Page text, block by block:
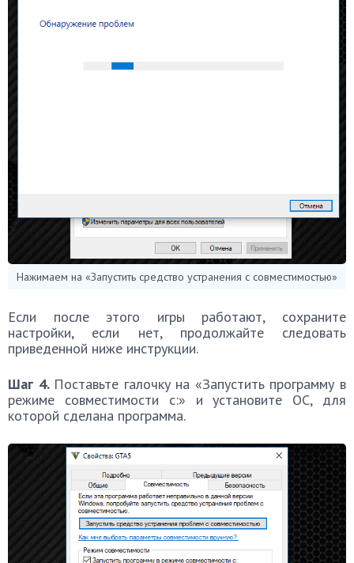
Нажимаем на «Запустить средство устранения с совместимостью»
Если после этого игры работают, сохраните
настройки, если нет, продолжайте следовать
приведенной ниже инструкции.
Шаг 4. Поставьте галочку на «Запустить программу в
режиме совместимости с:» и установите ОС, для
которой сделана программа.